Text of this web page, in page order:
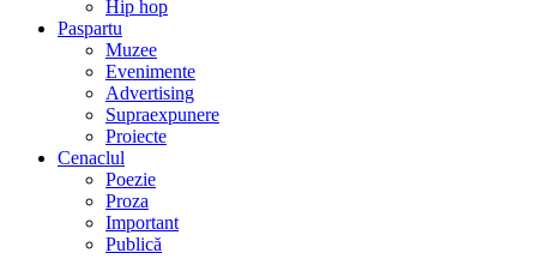
Hip hop
Paspartu
Muzee
Evenimente
Advertising
Supraexpunere
Proiecte
Cenaclul
Poezie
Proza
Important
Publică